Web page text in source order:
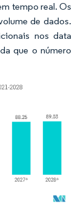
tempo real. Os
de dados.
nos data
que o número